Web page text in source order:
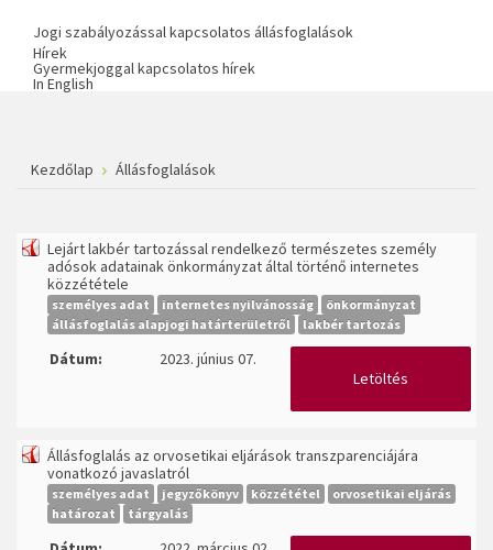
Jogi szabályozással kapcsolatos állásfoglalások
Hírek
Gyermekjoggal kapcsolatos hírek
In English
Kezdőlap Állásfoglalások
Lejárt lakbér tartozással rendelkező természetes személy
adósok adatainak önkormányzat által történő internetes
közzététele
személyes adat internetes nyilvánosság
önkormányzat
állásfoglalás alapjogi határterületről
lakbér tartozás
Dátum:
2023. június 07.
Letöltés
Állásfoglalás az orvosetikai eljárások transzparenciájára
vonatkozó javaslatról
személyes adat jegyzőkönyv közzététel
orvosetikai eljárás
határozat
tárgyalás